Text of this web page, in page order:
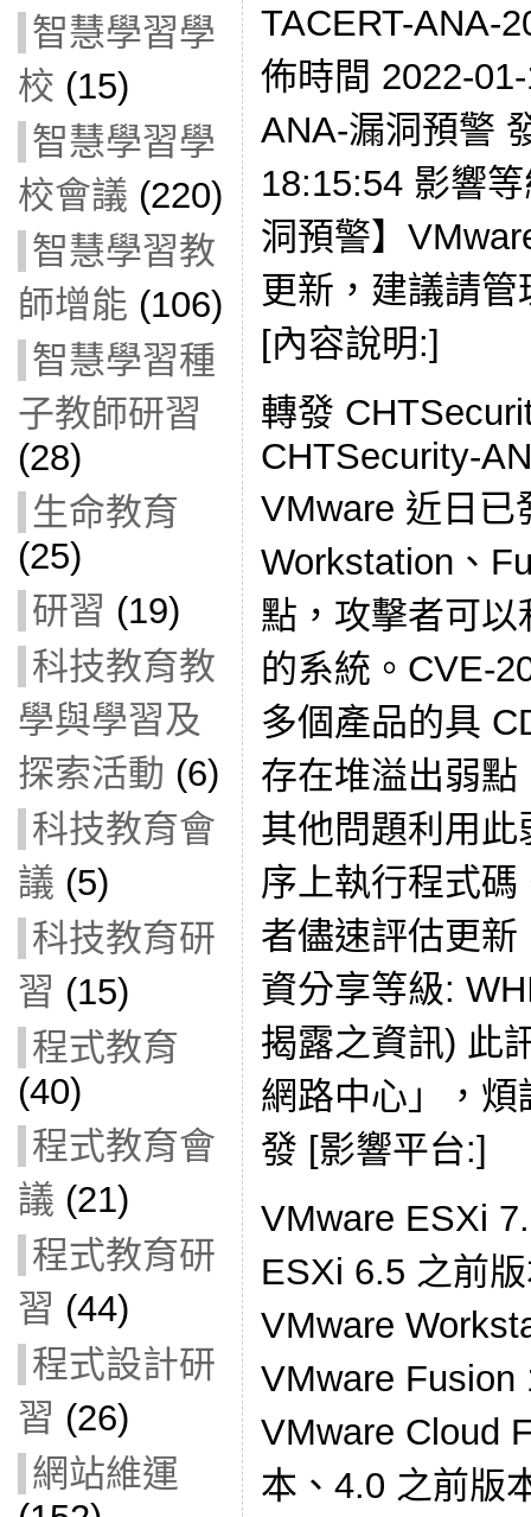
智慧學習學
校 (15)
智慧學習學
校會議 (220)
智慧學習教
師增能 (106)
智慧學習種
子教師研習
(28)
生命教育
(25)
研習 (19)
科技教育教
學與學習及
探索活動 (6)
科技教育會
議 (5)
科技教育研
習 (15)
程式教育
(40)
程式教育會
議 (21)
程式教育研
習 (44)
程式設計研
習 (26)
網站維運
TACERT-ANA-
佈時間 2022-
ANA-漏洞預警
18:15:54 影響
洞預警】
更新，建議請
[內容說明:]
轉發
CHTSecurity-
VMware 近日已
Workstation、
點，攻擊者可
的系統。CVE-
多個產品的具
存在堆溢出弱
其他問題利用
序上執行程式
者儘速評估更
資分享等級:
揭露之資訊) 此
網路中心」，
發 [影響平台:]
VMware ESXi
ESXi 6.5 之前
VMware
VMware Fusion
VMware Cloud
本、4.0 之前版